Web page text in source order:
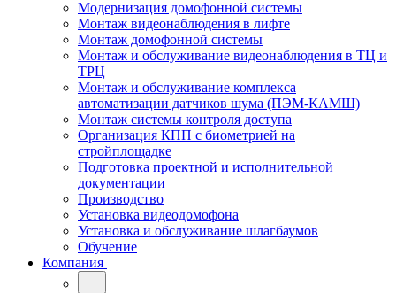
Модернизация домофонной системы
Монтаж видеонаблюдения в лифте
Монтаж домофонной системы
Монтаж и обслуживание видеонаблюдения в ТЦ и
ТРЦ
Монтаж и обслуживание комплекса
автоматизации датчиков шума (ПЭМ-КАМШ)
Монтаж системы контроля доступа
Организация КПП с биометрией на
стройплощадке
Подготовка проектной и исполнительной
документации
Производство
Установка видеодомофона
Установка и обслуживание шлагбаумов
Обучение
Компания